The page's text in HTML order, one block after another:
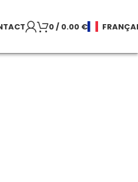
0/ 0.00 €